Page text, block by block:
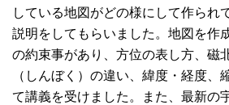
している地図がどの様にして作られ
説明をしてもらいました。地図を作
の約束事があり、方位の表し方、磁
（しんぼく）の違い、緯度・経度、
て講義を受けました。また、最新の